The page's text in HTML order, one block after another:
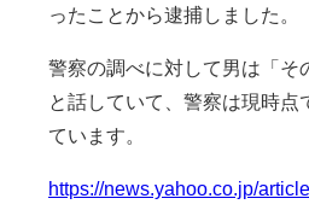
ったことから逮捕しました。
警察の調べに対して男は「そ
と話していて、警察は現時点
ています。
https://news.yahoo.co.jp/